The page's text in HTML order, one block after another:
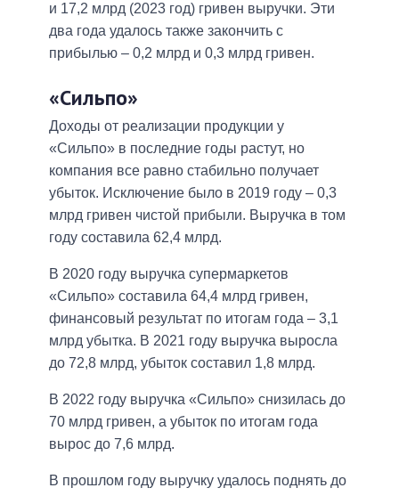
и 17,2 млрд (2023 год) гривен выручки. Эти
два года удалось также закончить с
прибылью – 0,2 млрд и 0,3 млрд гривен.
«Сильпо»
Доходы от реализации продукции у
«Сильпо» в последние годы растут, но
компания все равно стабильно получает
убыток. Исключение было в 2019 году – 0,3
млрд гривен чистой прибыли. Выручка в том
году составила 62,4 млрд.
В 2020 году выручка супермаркетов
«Сильпо» составила 64,4 млрд гривен,
финансовый результат по итогам года – 3,1
млрд убытка. В 2021 году выручка выросла
до 72,8 млрд, убыток составил 1,8 млрд.
В 2022 году выручка «Сильпо» снизилась до
70 млрд гривен, а убыток по итогам года
вырос до 7,6 млрд.
В прошлом году выручку удалось поднять до